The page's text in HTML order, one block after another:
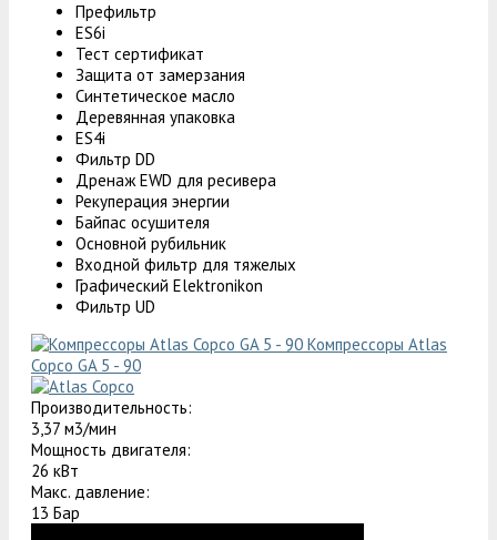
Префильтр
ES6i
Тест сертификат
Защита от замерзания
Синтетическое масло
Деревянная упаковка
ES4i
Фильтр DD
Дренаж EWD для ресивера
Рекуперация энергии
Байпас осушителя
Основной рубильник
Входной фильтр для тяжелых
Графический Elektronikon
Фильтр UD
Компрессоры Atlas
Copco GA 5 - 90
Производительность:
3,37 м3/мин
Мощность двигателя:
26 кВт
Макс. давление:
13 Бар